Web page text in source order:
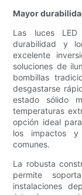
Mayor
Las luces
durabilidad y
excelente
soluciones de
bombillas
desgastarse
estado sólido
temperaturas
opción ideal
los impactos y
comunes.
La robusta
permite
instalaciones